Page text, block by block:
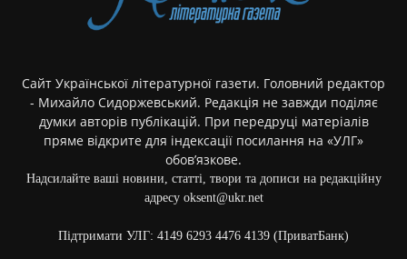
Сайт Української літературної газети. Головний редактор
- Михайло Сидоржевський. Редакція не завжди поділяє
думки авторів публікацій. При передруці матеріалів
пряме відкрите для індексації посилання на «УЛГ»
обов’язкове.
Надсилайте ваші новини, статті, твори та дописи на редакційну
адресу oksent@ukr.net
Підтримати УЛГ: 4149 6293 4476 4139 (ПриватБанк)